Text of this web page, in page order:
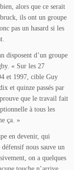
alors que ce serait
ils ont un groupe
pas un hasard si les
disposent d’un groupe
« Sur les 27
et 1997, cible Guy
et quinze passés par
que le travail fait
à tous les
ça. »
en devenir, qui
nous sauve un
on a quelques